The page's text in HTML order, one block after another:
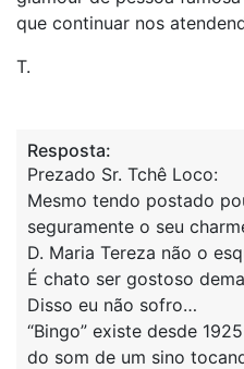
que continuar nos
T.
Resposta:
Prezado Sr. Tchê Loco:
Mesmo tendo postado
seguramente o seu
D. Maria Tereza não o
É chato ser gostoso
Disso eu não sofro…
“Bingo” existe desde
do som de um sino